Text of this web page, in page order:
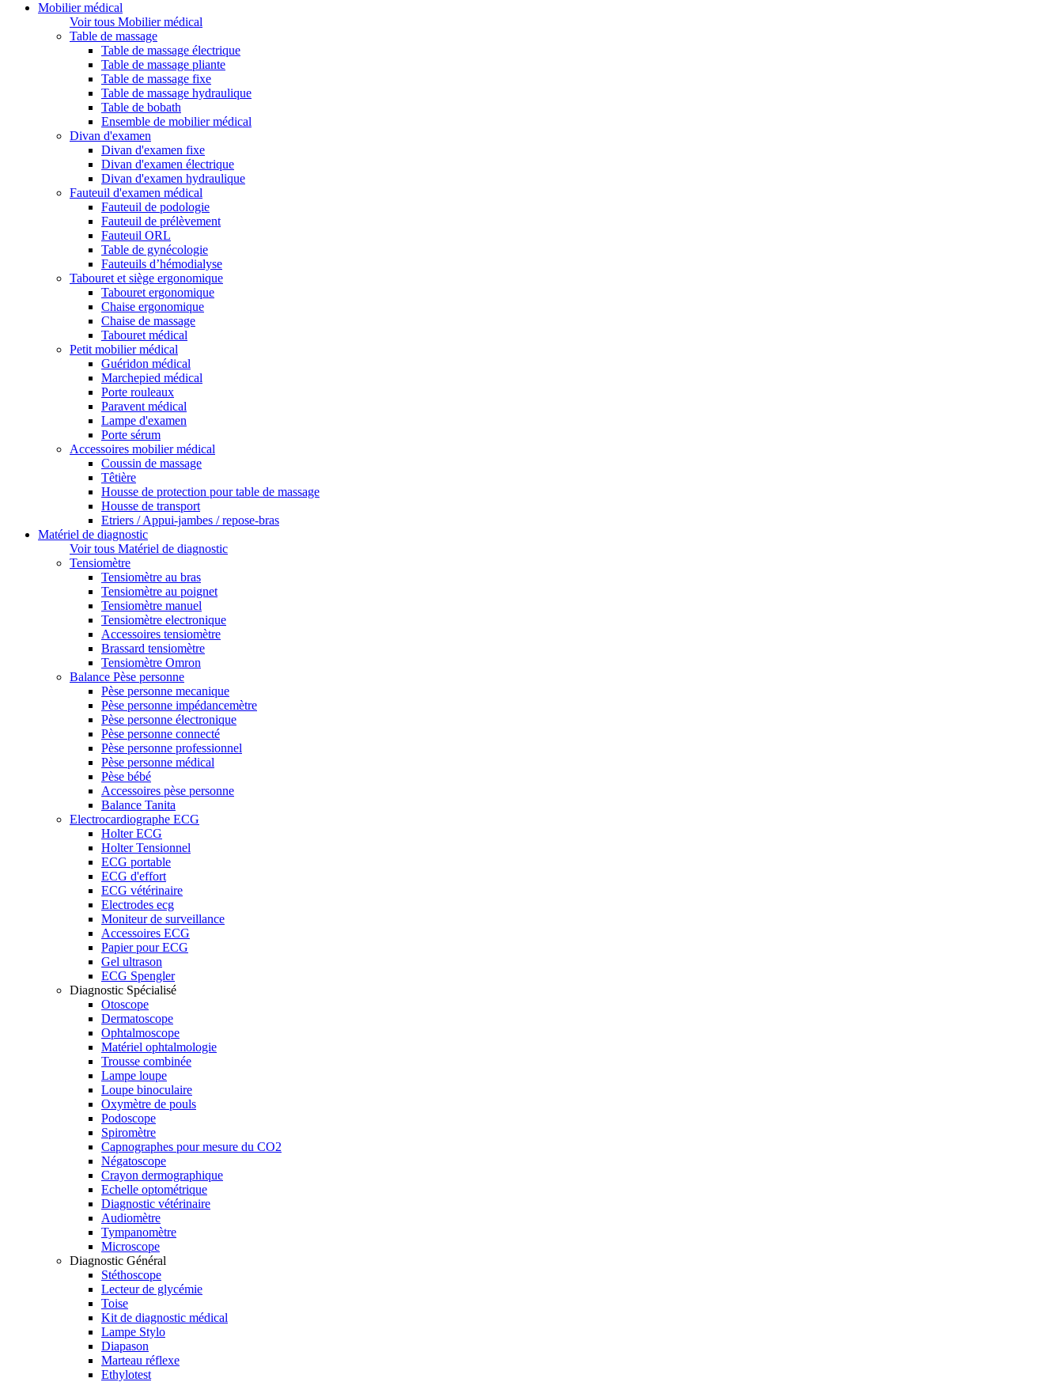
Mobilier médical
Voir tous Mobilier médical
Table de massage
Table de massage électrique
Table de massage pliante
Table de massage fixe
Table de massage hydraulique
Table de bobath
Ensemble de mobilier médical
Divan d'examen
Divan d'examen fixe
Divan d'examen électrique
Divan d'examen hydraulique
Fauteuil d'examen médical
Fauteuil de podologie
Fauteuil de prélèvement
Fauteuil ORL
Table de gynécologie
Fauteuils d’hémodialyse
Tabouret et siège ergonomique
Tabouret ergonomique
Chaise ergonomique
Chaise de massage
Tabouret médical
Petit mobilier médical
Guéridon médical
Marchepied médical
Porte rouleaux
Paravent médical
Lampe d'examen
Porte sérum
Accessoires mobilier médical
Coussin de massage
Têtière
Housse de protection pour table de massage
Housse de transport
Etriers / Appui-jambes / repose-bras
Matériel de diagnostic
Voir tous Matériel de diagnostic
Tensiomètre
Tensiomètre au bras
Tensiomètre au poignet
Tensiomètre manuel
Tensiomètre electronique
Accessoires tensiomètre
Brassard tensiomètre
Tensiomètre Omron
Balance Pèse personne
Pèse personne mecanique
Pèse personne impédancemètre
Pèse personne électronique
Pèse personne connecté
Pèse personne professionnel
Pèse personne médical
Pèse bébé
Accessoires pèse personne
Balance Tanita
Electrocardiographe ECG
Holter ECG
Holter Tensionnel
ECG portable
ECG d'effort
ECG vétérinaire
Electrodes ecg
Moniteur de surveillance
Accessoires ECG
Papier pour ECG
Gel ultrason
ECG Spengler
Diagnostic Spécialisé
Otoscope
Dermatoscope
Ophtalmoscope
Matériel ophtalmologie
Trousse combinée
Lampe loupe
Loupe binoculaire
Oxymètre de pouls
Podoscope
Spiromètre
Capnographes pour mesure du CO2
Négatoscope
Crayon dermographique
Echelle optométrique
Diagnostic vétérinaire
Audiomètre
Tympanomètre
Microscope
Diagnostic Général
Stéthoscope
Lecteur de glycémie
Toise
Kit de diagnostic médical
Lampe Stylo
Diapason
Marteau réflexe
Ethylotest